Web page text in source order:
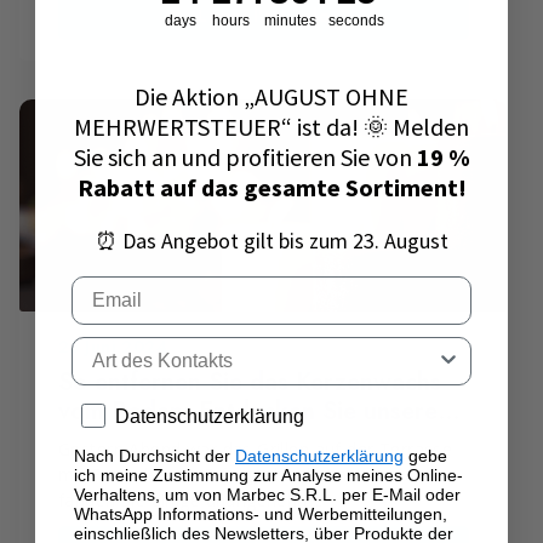
Gartenmauern, Mauerabdeckungen und Geländer
alles perfekt ist.
Leggi l'articolo
25 Juni 2024
So entfernen Sie das Kerzenwachs
vom Boden: Entdecken Sie unseren
ultimativen Leitfaden!
Gestern Abend war das Grillen auf der Terrasse
mit Freunden ein Erfolg, aber beim Aufwachen
fanden Sie einige unangenehme
Überraschungen? Wir wissen bereits, was es ist.
days hours minutes seconds
Die Aktion „AUGUST OHNE
MEHRWERTSTEUER“ ist da! 🌞 Melden
Sie sich an und profitieren Sie von 19 %
Rabatt auf das gesamte Sortiment!
⏰ Das Angebot gilt bis zum 23. August
Email
Tipo di contatto
Privacy policy
Datenschutzerklärung
Nach Durchsicht der Datenschutzerklärung gebe
ich meine Zustimmung zur Analyse meines Online-
Verhaltens, um von Marbec S.R.L. per E-Mail oder
WhatsApp Informations- und Werbemitteilungen,
einschließlich des Newsletters, über Produkte der